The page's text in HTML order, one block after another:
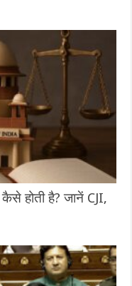
होती है? जानें CJI,